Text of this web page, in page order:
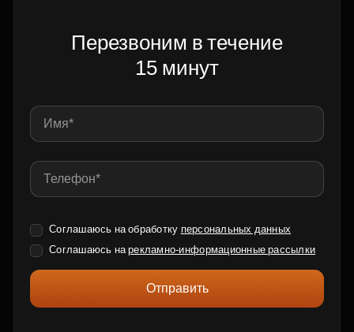
Перезвоним в течение
15 минут
Соглашаюсь на обработку персональных данных
Соглашаюсь нарекламно-информационные рассылки
Отправить